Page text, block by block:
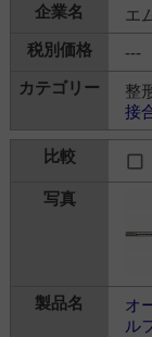
エ
---
整
接
オ
ル